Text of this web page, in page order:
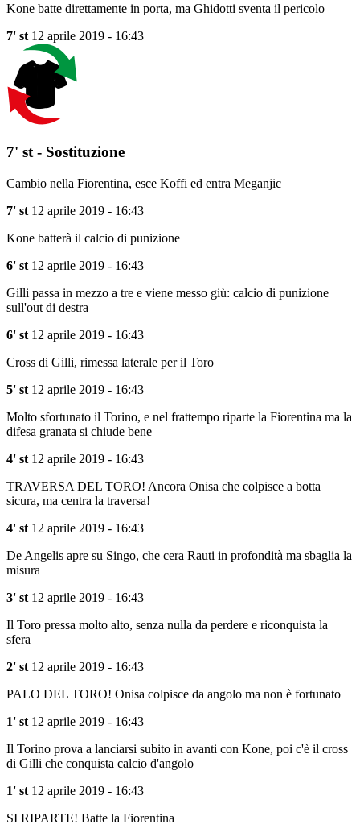
Kone batte direttamente in porta, ma Ghidotti sventa il pericolo
7' st 12 aprile 2019 - 16:43
7' st - Sostituzione
Cambio nella Fiorentina, esce Koffi ed entra Meganjic
7' st 12 aprile 2019 - 16:43
Kone batterà il calcio di punizione
6' st 12 aprile 2019 - 16:43
Gilli passa in mezzo a tre e viene messo giù: calcio di punizione
sull'out di destra
6' st 12 aprile 2019 - 16:43
Cross di Gilli, rimessa laterale per il Toro
5' st 12 aprile 2019 - 16:43
Molto sfortunato il Torino, e nel frattempo riparte la Fiorentina ma la
difesa granata si chiude bene
4' st 12 aprile 2019 - 16:43
TRAVERSA DEL TORO! Ancora Onisa che colpisce a botta
sicura, ma centra la traversa!
4' st 12 aprile 2019 - 16:43
De Angelis apre su Singo, che cera Rauti in profondità ma sbaglia la
misura
3' st 12 aprile 2019 - 16:43
Il Toro pressa molto alto, senza nulla da perdere e riconquista la
sfera
2' st 12 aprile 2019 - 16:43
PALO DEL TORO! Onisa colpisce da angolo ma non è fortunato
1' st 12 aprile 2019 - 16:43
Il Torino prova a lanciarsi subito in avanti con Kone, poi c'è il cross
di Gilli che conquista calcio d'angolo
1' st 12 aprile 2019 - 16:43
SI RIPARTE! Batte la Fiorentina